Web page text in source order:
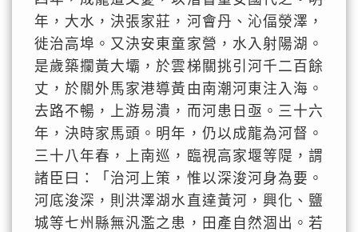
年，大水，決張家莊，河會丹、沁偪滎澤，
徙治高埠。又決安東童家營，水入射陽湖。
是歲築攔黃大壩，於雲梯關挑引河千二百餘
丈，於關外馬家港導黃由南潮河東注入海。
去路不暢，上游易潰，而河患日亟。三十六
年，決時家馬頭。明年，仍以成龍為河督。
三十八年春，上南巡，臨視高家堰等隄，謂
諸臣曰：「治河上策，惟以深浚河身為要。
河底浚深，則洪澤湖水直達黃河，興化、鹽
城等七州縣無汎濫之患，田產自然涸出。若